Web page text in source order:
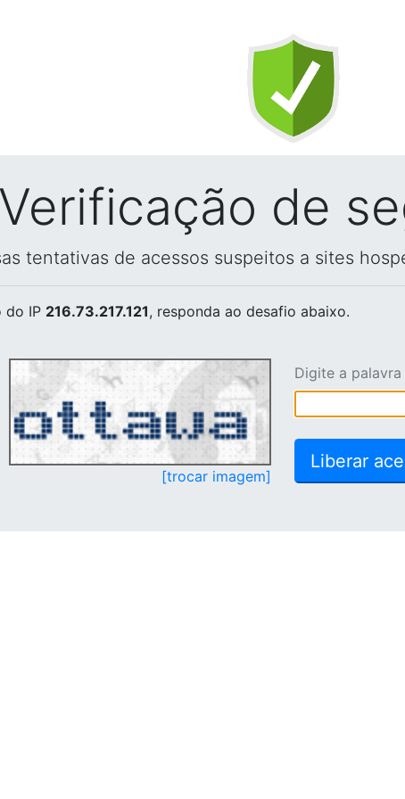
Verificação de
tentativas de acessos suspeitos a sites
do IP 216.73.217.121, responda ao desafio abaixo.
[trocar imagem]
Digite a